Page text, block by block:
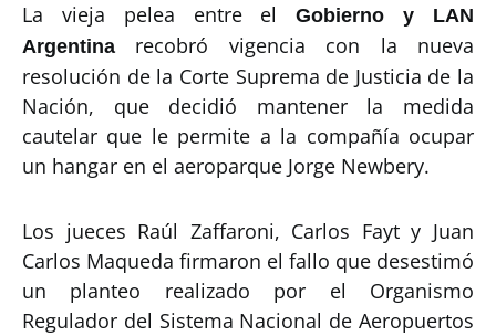
La vieja pelea entre elGobierno y LAN
Argentina recobró vigencia con la nueva
resolución de la Corte Suprema de Justicia de la
Nación, que decidió mantener la medida
cautelar que le permite a la compañía ocupar
un hangar en el aeroparque Jorge Newbery.
Los jueces Raúl Zaffaroni, Carlos Fayt y Juan
Carlos Maqueda firmaron el fallo que desestimó
un planteo realizado por el Organismo
Regulador del Sistema Nacional de Aeropuertos